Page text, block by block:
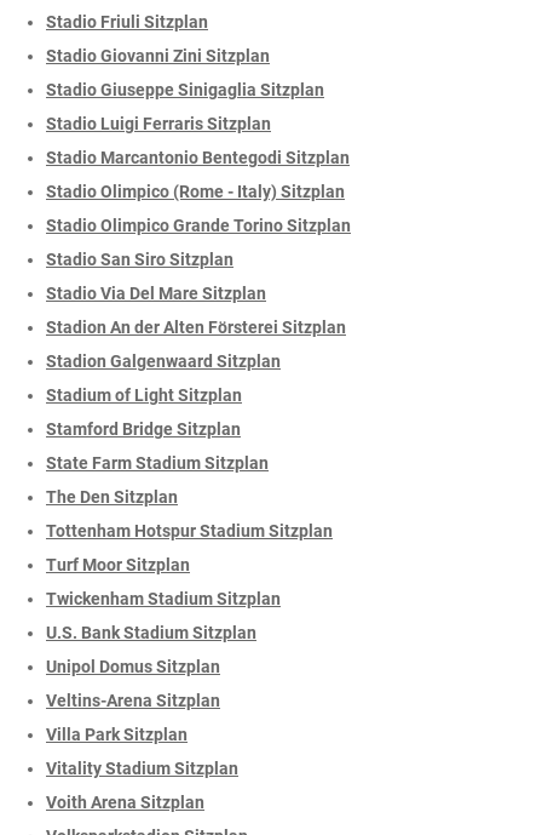
Stadio Friuli Sitzplan
Stadio Giovanni Zini Sitzplan
Stadio Giuseppe Sinigaglia Sitzplan
Stadio Luigi Ferraris Sitzplan
Stadio Marcantonio Bentegodi Sitzplan
Stadio Olimpico (Rome - Italy) Sitzplan
Stadio Olimpico Grande Torino Sitzplan
Stadio San Siro Sitzplan
Stadio Via Del Mare Sitzplan
Stadion An der Alten Försterei Sitzplan
Stadion Galgenwaard Sitzplan
Stadium of Light Sitzplan
Stamford Bridge Sitzplan
State Farm Stadium Sitzplan
The Den Sitzplan
Tottenham Hotspur Stadium Sitzplan
Turf Moor Sitzplan
Twickenham Stadium Sitzplan
U.S. Bank Stadium Sitzplan
Unipol Domus Sitzplan
Veltins-Arena Sitzplan
Villa Park Sitzplan
Vitality Stadium Sitzplan
Voith Arena Sitzplan